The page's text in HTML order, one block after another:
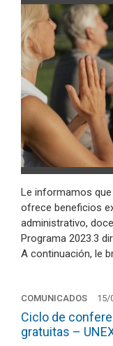
Le informamos que
ofrece beneficios
administrativo,
Programa 2023.3
A continuación, le
COMUNICADOS 15/
Ciclo de
gratuitas –